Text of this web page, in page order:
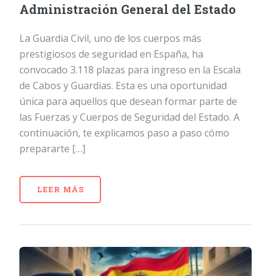
Administración General del Estado
La Guardia Civil, uno de los cuerpos más
prestigiosos de seguridad en España, ha
convocado 3.118 plazas para ingreso en la Escala
de Cabos y Guardias. Esta es una oportunidad
única para aquellos que desean formar parte de
las Fuerzas y Cuerpos de Seguridad del Estado. A
continuación, te explicamos paso a paso cómo
prepararte […]
LEER MÁS